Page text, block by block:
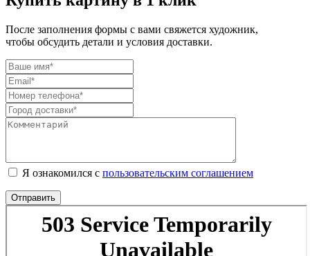
После заполнения формы с вами свяжется художник,
чтобы обсудить детали и условия доставки.
Я ознакомился с пользовательским соглашением